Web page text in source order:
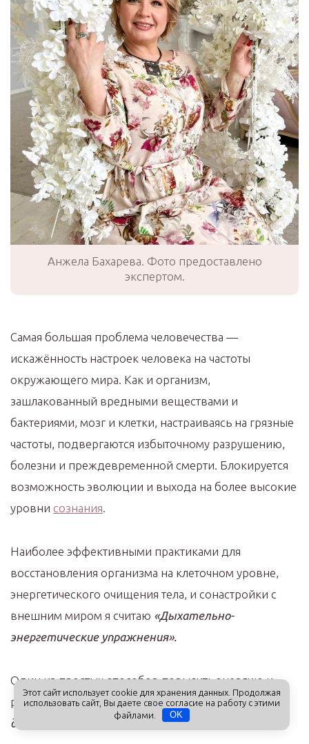
Анжела Бахарева. Фото предоставлено
экспертом.
Самая большая проблема человечества —
искажённость настроек человека на частоты
окружающего мира. Как и организм,
зашлакованный вредными веществами и
бактериями, мозг и клетки, настраиваясь на грязные
частоты, подвергаются избыточному разрушению,
болезни и преждевременной смерти. Блокируется
возможность эволюции и выхода на более высокие
уровни сознания.
Наиболее эффективными практиками для
восстановления организма на клеточном уровне,
энергетического очищения тела, и сонастройки с
внешним миром я считаю «Дыхательно-
энергетические упражнения».
Один из простых способов повысить энергию и
расслабиться — это«Дыхание на брюшной
диафрагме».
Этот сайт использует cookie для хранения данных. Продолжая
использовать сайт, Вы даете свое согласие на работу с этими
файлами.
OK